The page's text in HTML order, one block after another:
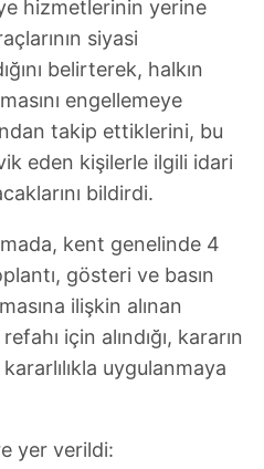
hizmetlerinin yerine
siyasi
belirterek, halkın
engellemeye
takip ettiklerini, bu
eden kişilerle ilgili idari
bildirdi.
kent genelinde 4
gösteri ve basın
ilişkin alınan
için alındığı, kararın
uygulanmaya
yer verildi: